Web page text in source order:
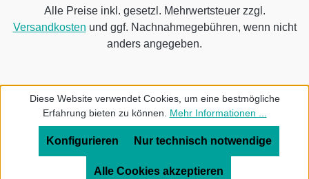
Alle Preise inkl. gesetzl. Mehrwertsteuer zzgl.
Versandkosten und ggf. Nachnahmegebühren, wenn nicht
anders angegeben.
Diese Website verwendet Cookies, um eine bestmögliche
Erfahrung bieten zu können. Mehr Informationen ...
Nur technisch notwendige
Konfigurieren
Alle Cookies akzeptieren